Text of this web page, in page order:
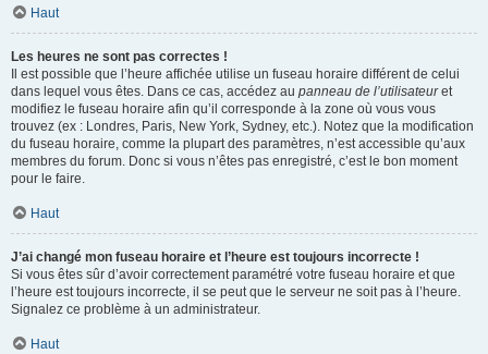
Haut
Les heures ne sont pas correctes !
Il est possible que l’heure affichée utilise un fuseau horaire différent de celui
dans lequel vous êtes. Dans ce cas, accédez au panneau de l’utilisateuret
modifiez le fuseau horaire afin qu’il corresponde à la zone où vous vous
trouvez (ex : Londres, Paris, New York, Sydney, etc.). Notez que la modification
du fuseau horaire, comme la plupart des paramètres, n’est accessible qu’aux
membres du forum. Donc si vous n’êtes pas enregistré, c’est le bon moment
pour le faire.
Haut
J’ai changé mon fuseau horaire et l’heure est toujours incorrecte !
Si vous êtes sûr d’avoir correctement paramétré votre fuseau horaire et que
l’heure est toujours incorrecte, il se peut que le serveur ne soit pas à l’heure.
Signalez ce problème à un administrateur.
Haut